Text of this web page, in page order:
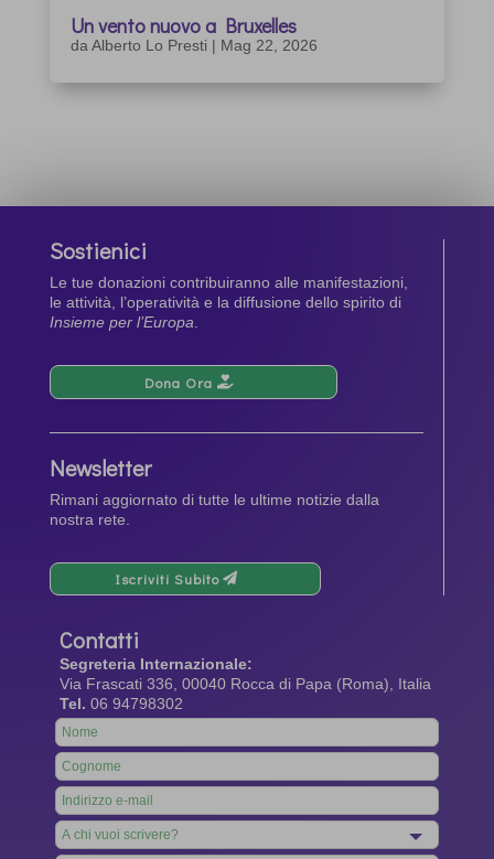
Un vento nuovo a Bruxelles
daAlberto Lo Presti | Mag 22, 2026
Sostienici
Le tue donazioni contribuiranno alle manifestazioni,
le attività, l’operatività e la diffusione dello spirito di
Insieme per l’Europa.
Dona Ora
Newsletter
Rimani aggiornato di tutte le ultime notizie dalla
nostra rete.
Iscriviti Subito
Contatti
Segreteria Internazionale:
Via Frascati 336, 00040 Rocca di Papa (Roma), Italia
Tel. 06 94798302
Leave
this
field
blank